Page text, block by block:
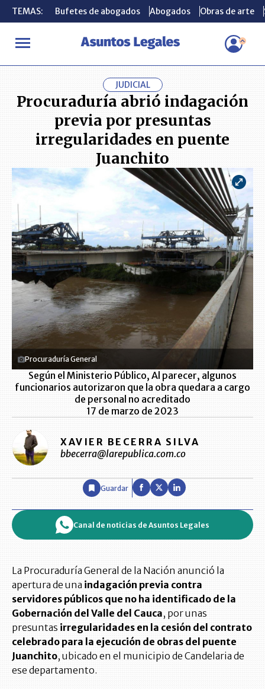
TEMAS: Bufetes de abogados Abogados Obras de arte
INICIO ACTUALIDAD Procuraduría abrió indagación previa
TEMAS: Bufetes de abogados Abogados Obras de arte
JUDICIAL
Procuraduría abrió indagación
previa por presuntas
irregularidades en puente
Juanchito
Procuraduría General
Según el Ministerio Público, Al parecer, algunos
funcionarios autorizaron que la obra quedara a cargo
de personal no acreditado
17 de marzo de 2023
XAVIER BECERRA SILVA
bbecerra@larepublica.com.co
Guardar
Canal de noticias de Asuntos Legales
La Procuraduría General de la Nación anunció la
apertura de una indagación previa contra
servidores públicos que no ha identificado de la
Gobernación del Valle del Cauca, por unas
presuntas irregularidades en la cesión del contrato
celebrado para la ejecución de obras del puente
Juanchito, ubicado en el municipio de Candelaria de
ese departamento.